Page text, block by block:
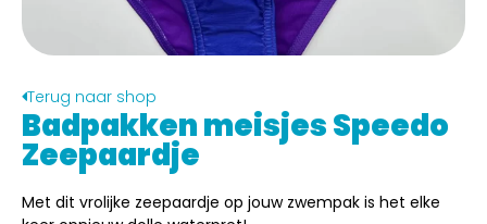
Terug naar shop
Badpakken meisjes Speedo
Zeepaardje
Met dit vrolijke zeepaardje op jouw zwempak is het elke